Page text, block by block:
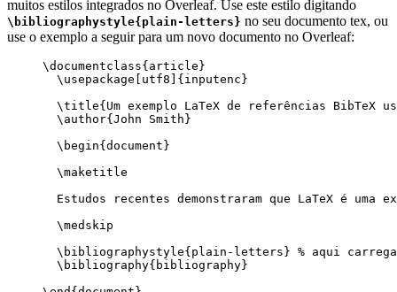
muitos estilos integrados no Overleaf. Use este estilo digitando
\bibliographystyle{plain-letters} no seu documento tex, ou
use o exemplo a seguir para um novo documento no Overleaf:
\documentclass{ article }
\usepackage
utf8 ]{ inputenc }
\title{Um exemplo LaTeX de referências
\author{John Smith}
\begin{ document }
\maketitle
Estudos recentes demonstraram que LaTeX é
\medskip
\bibliographystyle{plain-letters} % aqui
\bibliography{bibliography}